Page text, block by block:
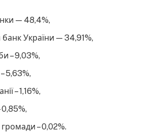
— 48,4%,
України — 34,91%,
– 9,03%,
5,63%,
– 1,16%,
– 0,02%.